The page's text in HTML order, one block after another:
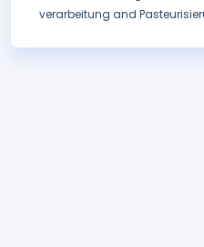
verarbeitung and